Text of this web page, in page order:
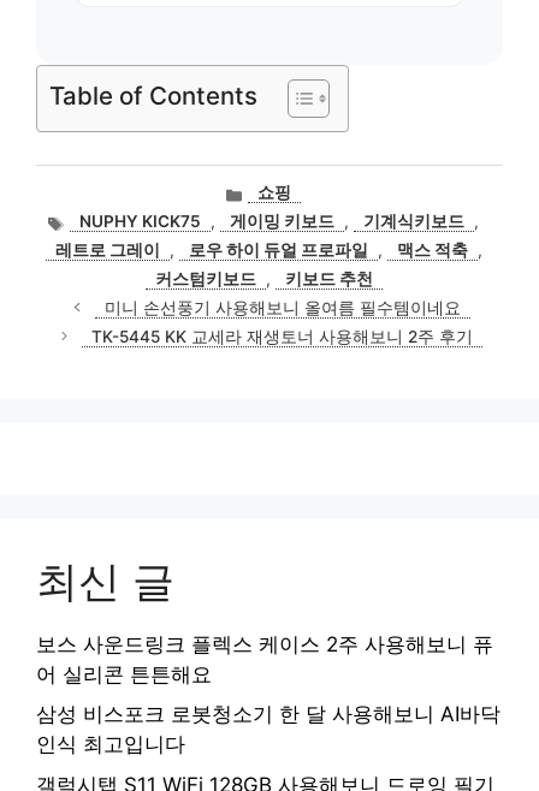
Table of Contents
카
테
고
리
쇼핑
태
그
NUPHY KICK75 , 게이밍 키보드 , 기계식키보드 ,
레트로 그레이
, 로우 하이 듀얼 프로파일 , 맥스 적축 ,
커스텀키보드 ,
키보드 추천
미니 손선풍기 사용해보니 올여름 필수템이네요
TK-5445 KK 교세라 재생토너 사용해보니 2주 후기
최신 글
보스 사운드링크 플렉스 케이스 2주 사용해보니 퓨
어 실리콘 튼튼해요
삼성 비스포크 로봇청소기 한 달 사용해보니 AI바닥
인식 최고입니다
갤럭시탭 S11 WiFi 128GB 사용해보니 드로잉 필기